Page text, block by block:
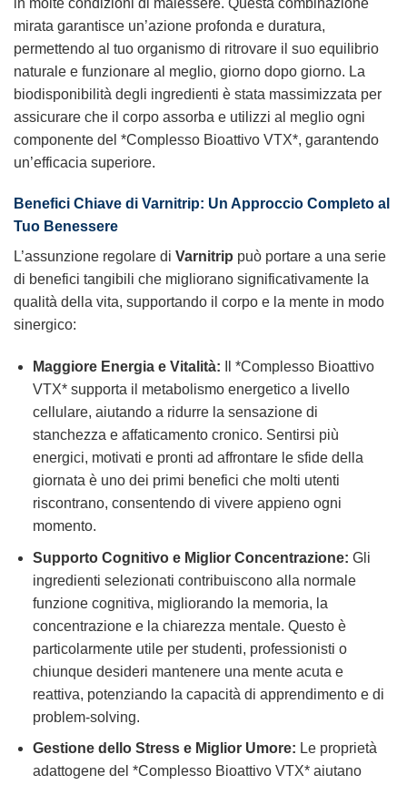
mirata garantisce un’azione profonda e duratura,
permettendo al tuo organismo di ritrovare il suo equilibrio
naturale e funzionare al meglio, giorno dopo giorno. La
biodisponibilità degli ingredienti è stata massimizzata per
assicurare che il corpo assorba e utilizzi al meglio ogni
componente del *Complesso Bioattivo VTX*, garantendo
un’efficacia superiore.
Benefici Chiave di Varnitrip: Un Approccio Completo al
Tuo Benessere
L’assunzione regolare di Varnitrip può portare a una serie
di benefici tangibili che migliorano significativamente la
qualità della vita, supportando il corpo e la mente in modo
sinergico:
Maggiore Energia e Vitalità: Il *Complesso Bioattivo
VTX* supporta il metabolismo energetico a livello
cellulare, aiutando a ridurre la sensazione di
stanchezza e affaticamento cronico. Sentirsi più
energici, motivati e pronti ad affrontare le sfide della
giornata è uno dei primi benefici che molti utenti
riscontrano, consentendo di vivere appieno ogni
momento.
Supporto Cognitivo e Miglior Concentrazione: Gli
ingredienti selezionati contribuiscono alla normale
funzione cognitiva, migliorando la memoria, la
concentrazione e la chiarezza mentale. Questo è
particolarmente utile per studenti, professionisti o
chiunque desideri mantenere una mente acuta e
reattiva, potenziando la capacità di apprendimento e di
problem-solving.
Gestione dello Stress e Miglior Umore: Le proprietà
adattogene del *Complesso Bioattivo VTX* aiutano